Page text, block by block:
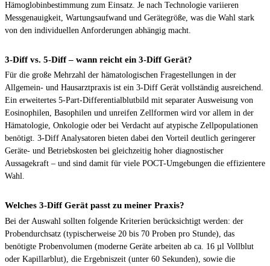
Hämoglobinbestimmung zum Einsatz. Je nach Technologie variieren
Messgenauigkeit, Wartungsaufwand und Gerätegröße, was die Wahl stark
von den individuellen Anforderungen abhängig macht.
3-Diff vs. 5-Diff – wann reicht ein 3-Diff Gerät?
Für die große Mehrzahl der hämatologischen Fragestellungen in der
Allgemein- und Hausarztpraxis ist ein 3-Diff Gerät vollständig ausreichend.
Ein erweitertes 5-Part-Differentialblutbild mit separater Ausweisung von
Eosinophilen, Basophilen und unreifen Zellformen wird vor allem in der
Hämatologie, Onkologie oder bei Verdacht auf atypische Zellpopulationen
benötigt. 3-Diff Analysatoren bieten dabei den Vorteil deutlich geringerer
Geräte- und Betriebskosten bei gleichzeitig hoher diagnostischer
Aussagekraft – und sind damit für viele POCT-Umgebungen die effizientere
Wahl.
Welches 3-Diff Gerät passt zu meiner Praxis?
Bei der Auswahl sollten folgende Kriterien berücksichtigt werden: der
Probendurchsatz (typischerweise 20 bis 70 Proben pro Stunde), das
benötigte Probenvolumen (moderne Geräte arbeiten ab ca. 16 µl Vollblut
oder Kapillarblut), die Ergebniszeit (unter 60 Sekunden), sowie die